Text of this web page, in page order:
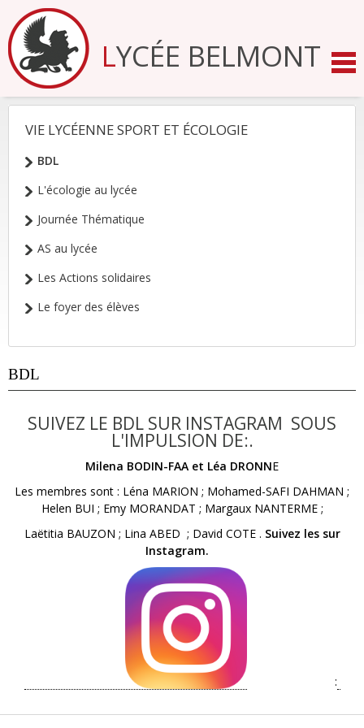
Aller
au
contenu.
|
Aller
LYCÉE BELMONT
NAVIGATION
VIE LYCÉENNE SPORT ET ÉCOLOGIE
BDL
L'écologie au lycée
Journée Thématique
AS au lycée
Les Actions solidaires
Le foyer des élèves
BDL
SUIVEZ LE BDL SUR INSTAGRAM SOUS
L'IMPULSION DE:.
Milena BODIN-FAA et Léa DRONNE
Les membres sont : Léna MARION ; Mohamed-SAFI DAHMAN ;
Helen BUI ; Emy MORANDAT ; Margaux NANTERME ;
Laëtitia BAUZON ; Lina ABED ; David COTE . Suivez les sur
Instagram.
: